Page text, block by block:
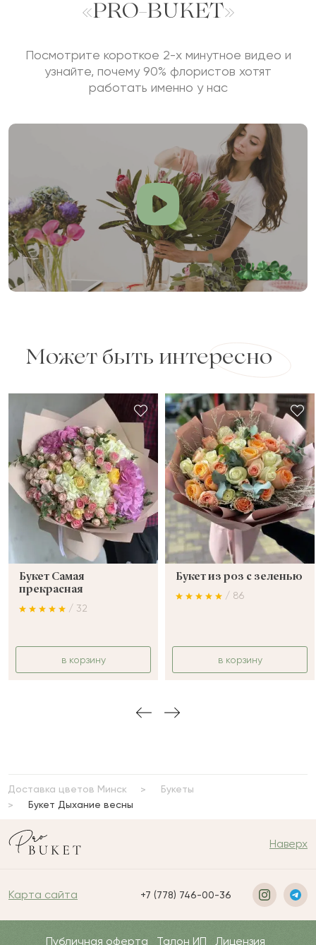
«PRO-BUKET»
Посмотрите короткое 2-х минутное видео и
узнайте, почему 90% флористов хотят
работать именно у нас
Может быть интересно
Букет Самая
прекрасная
/ 32
в корзину
Букет из роз с зеленью
/ 86
в корзину
Доставка цветов Минск
Букеты
Букет Дыхание весны
Наверх
Карта сайта +7 (778) 746-00-36
Публичная оферта Талон ИП Лицензия